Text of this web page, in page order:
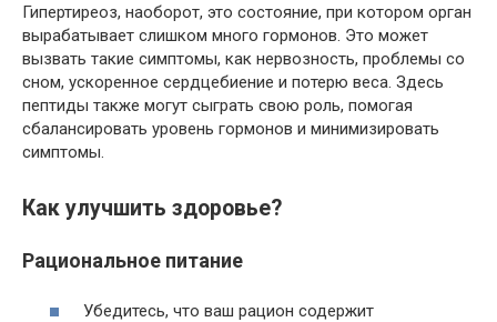
Гипертиреоз, наоборот, это состояние, при котором орган
вырабатывает слишком много гормонов. Это может
вызвать такие симптомы, как нервозность, проблемы со
сном, ускоренное сердцебиение и потерю веса. Здесь
пептиды также могут сыграть свою роль, помогая
сбалансировать уровень гормонов и минимизировать
симптомы.
Как улучшить здоровье?
Рациональное питание
Убедитесь, что ваш рацион содержит